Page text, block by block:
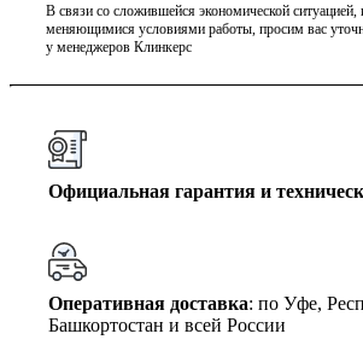
В связи со сложившейся экономической ситуацией,
меняющимися условиями работы, просим вас
у менеджеров Клинкерс
Официальная гарантия и
Оперативная доставка: по Уфе,
Башкортостан и всей России